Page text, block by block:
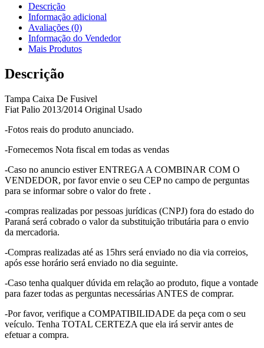
Descrição
Informação adicional
Avaliações (0)
Informação do Vendedor
Mais Produtos
Descrição
Tampa Caixa De Fusivel
Fiat Palio 2013/2014 Original Usado
-Fotos reais do produto anunciado.
-Fornecemos Nota fiscal em todas as vendas
-Caso no anuncio estiver ENTREGA A COMBINAR COM O
VENDEDOR, por favor envie o seu CEP no campo de perguntas
para se informar sobre o valor do frete .
-compras realizadas por pessoas jurídicas (CNPJ) fora do estado do
Paraná será cobrado o valor da substituição tributária para o envio
da mercadoria.
-Compras realizadas até as 15hrs será enviado no dia via correios,
após esse horário será enviado no dia seguinte.
-Caso tenha qualquer dúvida em relação ao produto, fique a vontade
para fazer todas as perguntas necessárias ANTES de comprar.
-Por favor, verifique a COMPATIBILIDADE da peça com o seu
veículo. Tenha TOTAL CERTEZA que ela irá servir antes de
efetuar a compra.